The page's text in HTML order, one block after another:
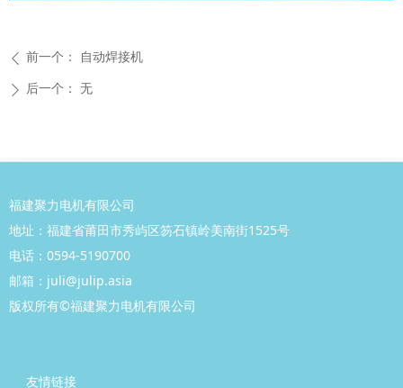
ꄴ 前一个： 自动焊接机
ꄲ 后一个： 无
福建聚力电机有限公司
地址：福建省莆田市秀屿区笏石镇岭美南街1525号
电话：0594-5190700
邮箱：juli@julip.asia
版权所有©福建聚力电机有限公司
友情链接